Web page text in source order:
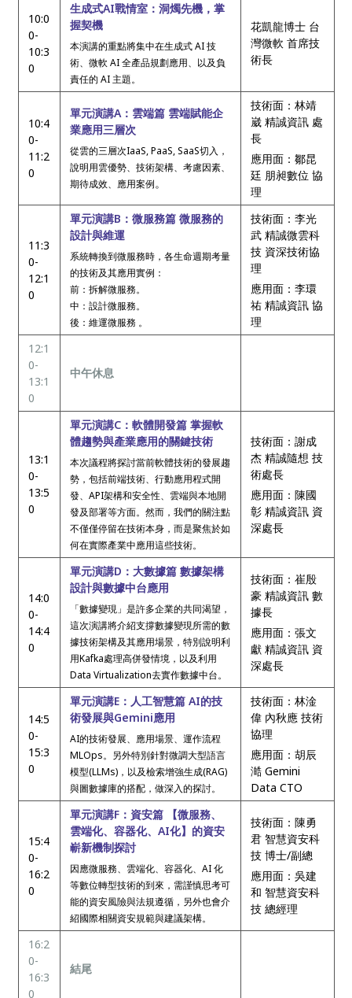
10:0
0-
10:3
0
生成式AI戰情室：洞燭先機，掌
握契機
本演講的重點將集中在生成式 AI 技
術、微軟 AI 全產品規劃應用、以及負
責任的 AI 主題。
花凱龍博士 台
灣微軟 首席技
術長
10:4
0-
11:2
0
單元演講A：雲端篇 雲端賦能企
業應用三層次
從雲的三層次IaaS, PaaS, SaaS切入，
說明用雲優勢、技術架構、考慮因素、
期待成效、應用案例。
技術面：林靖
崴 精誠資訊 處
長
應用面：鄒昆
廷 朋昶數位 協
理
11:3
0-
12:1
0
單元演講B：微服務篇 微服務的
設計與維運
系統轉換到微服務時，各生命週期考量
的技術及其應用實例：
前：拆解微服務。
中：設計微服務。
後：維運微服務 。
技術面：李光
武 精誠微雲科
技 資深技術協
理
應用面：李環
祐 精誠資訊 協
理
12:1
0-
13:1
0
中午休息
13:1
0-
13:5
0
單元演講C：軟體開發篇 掌握軟
體趨勢與產業應用的關鍵技術
本次議程將探討當前軟體技術的發展趨
勢，包括前端技術、行動應用程式開
發、API架構和安全性、雲端與本地開
發及部署等方面。然而，我們的關注點
不僅僅停留在技術本身，而是聚焦於如
何在實際產業中應用這些技術。
技術面：謝成
杰 精誠隨想 技
術處長
應用面：陳國
彰 精誠資訊 資
深處長
14:0
0-
14:4
0
單元演講D：大數據篇 數據架構
設計與數據中台應用
「數據變現」是許多企業的共同渴望，
這次演講將介紹支撐數據變現所需的數
據技術架構及其應用場景，特別說明利
用Kafka處理高併發情境，以及利用
Data Virtualization去實作數據中台。
技術面：崔殷
豪 精誠資訊 數
據長
應用面：張文
獻 精誠資訊 資
深處長
14:5
0-
15:3
0
單元演講E：人工智慧篇 AI的技
術發展與Gemini應用
AI的技術發展、應用場景、運作流程
MLOps。另外特別針對微調大型語言
模型(LLMs)，以及檢索增強生成(RAG)
與圖數據庫的搭配，做深入的探討。
技術面：林淦
偉 內秋應 技術
協理
應用面：胡辰
澔 Gemini
Data CTO
15:4
0-
16:2
0
單元演講F：資安篇 【微服務、
雲端化、容器化、AI化】的資安
嶄新機制探討
因應微服務、雲端化、容器化、AI 化
等數位轉型技術的到來，需謹慎思考可
能的資安風險與法規遵循，另外也會介
紹國際相關資安規範與建議架構。
技術面：陳勇
君 智慧資安科
技 博士/副總
應用面：吳建
和 智慧資安科
技 總經理
16:2
0-
16:3
0
結尾